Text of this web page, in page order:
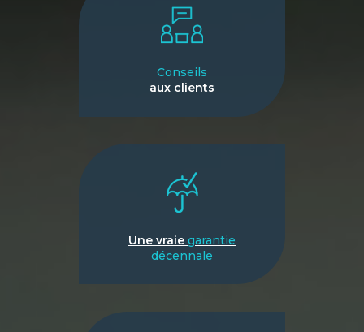
Conseils
aux clients
Une vraie garantie
décennale